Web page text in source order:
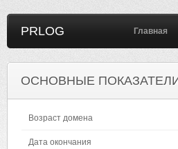
PRLOG Главная
ОСНОВНЫЕ
Возраст домена
Дата окончания